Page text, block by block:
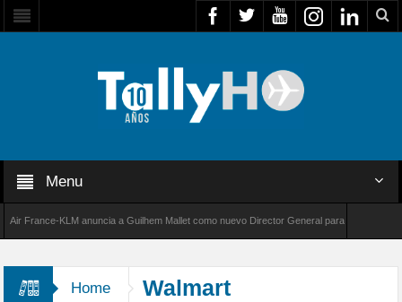
Menu
KLM anuncia a Guilhem Mallet como nuevo Director General para América Latina
Home Walmart